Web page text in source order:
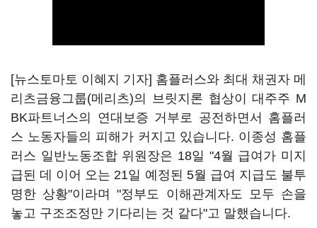
[뉴스토마토 이혜지 기자] 홈플러스와 최대 채권자 메
리츠금융그룹(메리츠)의 브릿지론 협상이 대주주 M
BK파트너스의 연대보증 거부로 공전하면서 홈플러
스 노동자들의 피해가 커지고 있습니다. 이종성 홈플
러스 일반노동조합 위원장은 18일 "4월 급여가 미지
급된 데 이어 오는 21일 예정된 5월 급여 지급도 불투
명한 상황"이라며 "정부도 이해관계자도 모두 손을
놓고 구조조정만 기다리는 것 같다"고 말했습니다.